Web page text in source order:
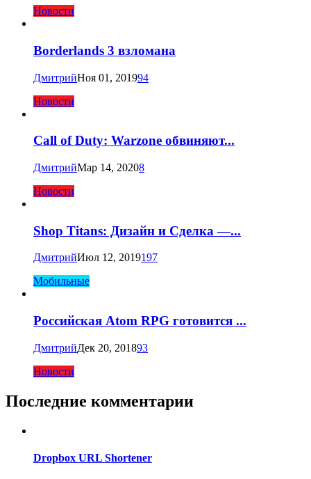
Новости
Borderlands 3 взломана
ДмитрийНоя 01, 201994
Новости
Call of Duty: Warzone обвиняют...
ДмитрийМар 14, 20208
Новости
Shop Titans: Дизайн и Сделка —...
ДмитрийИюл 12, 2019197
Мобильные
Российская Atom RPG готовится ...
ДмитрийДек 20, 201893
Новости
Последние комментарии
Dropbox URL Shortener